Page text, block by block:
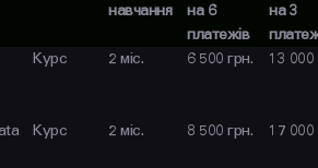
92 72
68 38
навчання
на 6
платежів
на 3
Курс 2 міс. 6 500 грн. 13 000
Курс 2 міс. 8 500 грн. 17 000